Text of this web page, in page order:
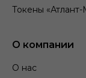
Токены
О компании
О нас